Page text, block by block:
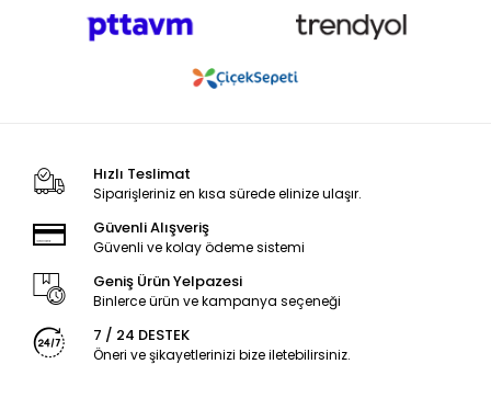
Hızlı Teslimat
Siparişleriniz en kısa sürede elinize ulaşır.
Güvenli Alışveriş
Güvenli ve kolay ödeme sistemi
Geniş Ürün Yelpazesi
Binlerce ürün ve kampanya seçeneği
7 / 24 DESTEK
Öneri ve şikayetlerinizi bize iletebilirsiniz.